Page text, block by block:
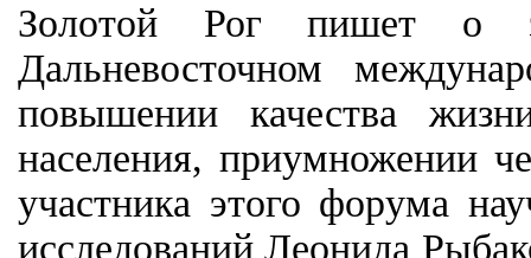
Золотой Рог пишет о
Дальневосточном
повышении качества
населения, приумножении
участника этого форума
исследований Леонида